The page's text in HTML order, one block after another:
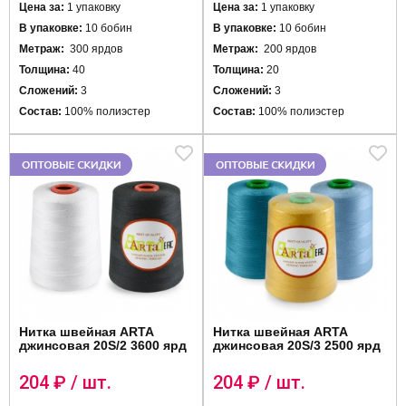
Цена за: 1 упаковку
В упаковке: 10 бобин
Метраж: 300 ярдов
Толщина: 40
Сложений: 3
Состав: 100% полиэстер
Цена за: 1 упаковку
В упаковке: 10 бобин
Метраж: 200 ярдов
Толщина: 20
Сложений: 3
Состав: 100% полиэстер
Нитка швейная ARTA
джинсовая 20S/2 3600 ярд
204 ₽ / шт.
Нитка швейная ARTA
джинсовая 20S/3 2500 ярд
204 ₽ / шт.